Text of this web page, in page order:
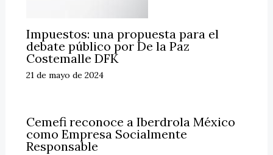
Impuestos: una propuesta para el
debate público por De la Paz
Costemalle DFK
21 de mayo de 2024
Cemefi reconoce a Iberdrola México
como Empresa Socialmente
Responsable